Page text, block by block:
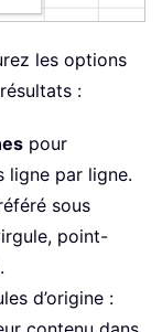
les options
:
pour
ligne par ligne.
sous
point-
d’origine :